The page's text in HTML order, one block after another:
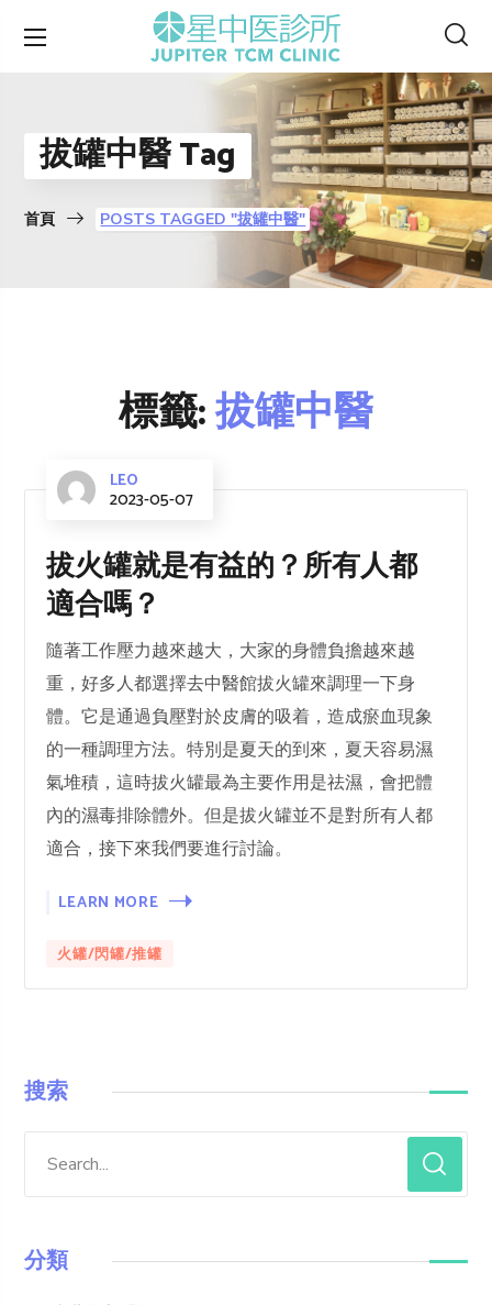
拔罐中醫 Tag
首頁 POSTS TAGGED "拔罐中醫"
標籤:拔罐中醫
LEO
2023-05-07
拔火罐就是有益的？所有人都
適合嗎？
隨著工作壓力越來越大，大家的身體負擔越來越
重，好多人都選擇去中醫館拔火罐來調理一下身
體。它是通過負壓對於皮膚的吸着，造成瘀血現象
的一種調理方法。特別是夏天的到來，夏天容易濕
氣堆積，這時拔火罐最為主要作用是祛濕，會把體
內的濕毒排除體外。但是拔火罐並不是對所有人都
適合，接下來我們要進行討論。
LEARN MORE
火罐/閃罐/推罐
搜索
分類